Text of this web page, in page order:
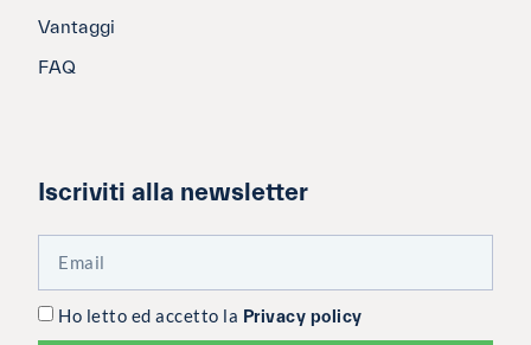
Vantaggi
FAQ
Iscriviti alla newsletter
Ho letto ed accetto la Privacy policy